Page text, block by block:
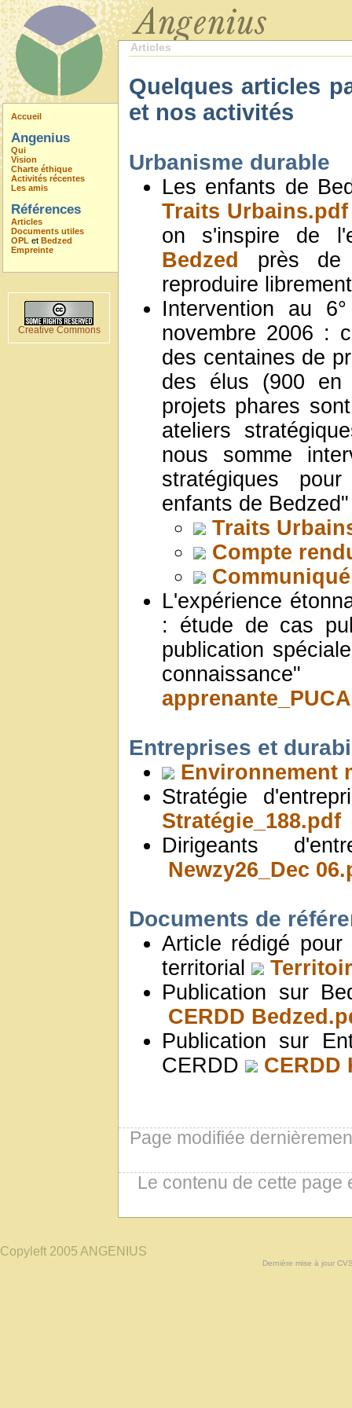
Accueil
Angenius
Qui
Vision
Charte éthique
Activités récentes
Les amis
Références
Articles
Documents utiles
OPL et Bedzed
Empreinte
Creative Commons
Articles
Quelques articles
et nos activités
Urbanisme durable
Les enfants de
Traits Urbains.pdf
on s'inspire de
Bedzed
près de
reproduire
Intervention au
novembre 2006 :
des centaines de
des élus (900 en
projets phares
ateliers
nous somme
stratégiques
enfants de Bedzed"
Traits
Compte
L'expérience
: étude de cas
publication
Entreprises et
Environnement
Stratégie
Stratégie_188.pdf
Dirigeants
Newzy26_Dec
Documents de
Article rédigé
territorial
Publication sur
CERDD
Publication sur
CERDD
Page modifiée
Le contenu de cette
Copyleft 2005 ANGENIUS
Dernière mise à jour